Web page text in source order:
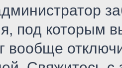
под которым
вообще